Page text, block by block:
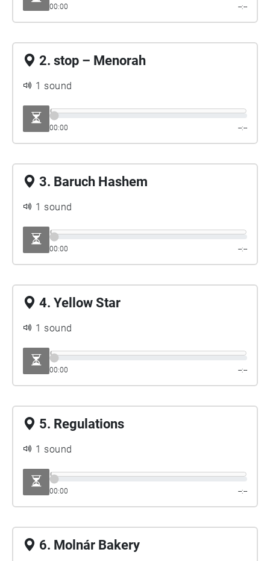
00:00 --:--
2. stop – Menorah
1 sound
00:00 --:--
3. Baruch Hashem
1 sound
00:00 --:--
4. Yellow Star
1 sound
00:00 --:--
5. Regulations
1 sound
00:00 --:--
6. Molnár Bakery